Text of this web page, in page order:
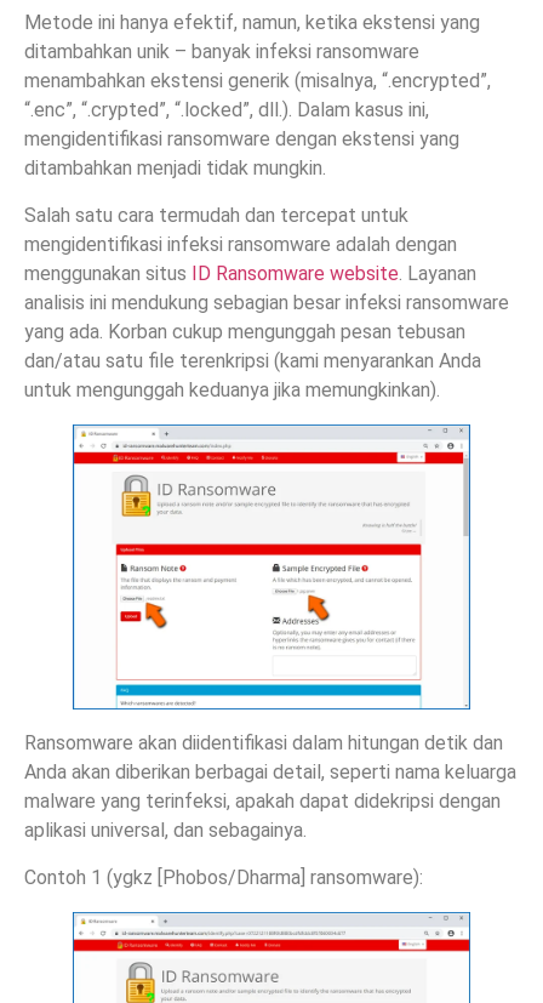
Metode ini hanya efektif, namun, ketika ekstensi yang
ditambahkan unik – banyak infeksi ransomware
menambahkan ekstensi generik (misalnya, “.encrypted”,
“.enc”, “.crypted”, “.locked”, dll.). Dalam kasus ini,
mengidentifikasi ransomware dengan ekstensi yang
ditambahkan menjadi tidak mungkin.
Salah satu cara termudah dan tercepat untuk
mengidentifikasi infeksi ransomware adalah dengan
menggunakan situs ID Ransomware website . Layanan
analisis ini mendukung sebagian besar infeksi ransomware
yang ada. Korban cukup mengunggah pesan tebusan
dan/atau satu file terenkripsi (kami menyarankan Anda
untuk mengunggah keduanya jika memungkinkan).
Ransomware akan diidentifikasi dalam hitungan detik dan
Anda akan diberikan berbagai detail, seperti nama keluarga
malware yang terinfeksi, apakah dapat didekripsi dengan
aplikasi universal, dan sebagainya.
Contoh 1 (ygkz [Phobos/Dharma] ransomware):